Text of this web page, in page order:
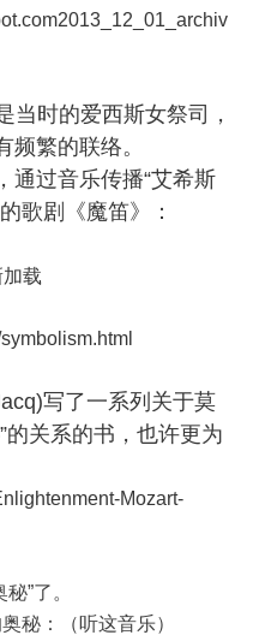
当时的爱西斯女祭司，
繁的联络。
通过音乐传播“艾希斯
歌剧《魔笛》：
载
写了一系列关于莫
的关系的书，也许更为
Mozart-
”了。
秘：（听这音乐）